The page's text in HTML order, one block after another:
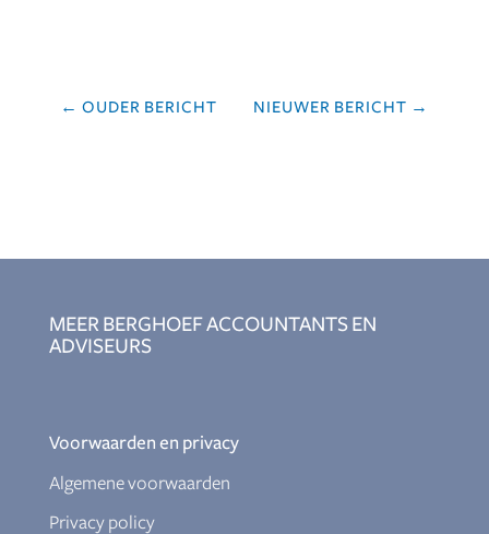
← OUDER BERICHT NIEUWER BERICHT →
MEER BERGHOEF ACCOUNTANTS EN
ADVISEURS
Voorwaarden en privacy
Algemene voorwaarden
Privacy policy